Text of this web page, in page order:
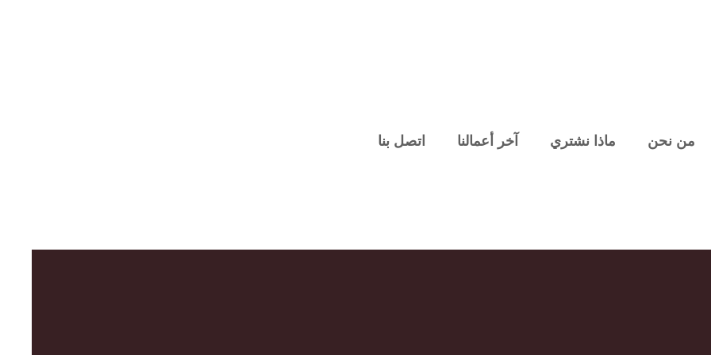
من نحن ماذا نشتري آخر أعمالنا اتصل بنا